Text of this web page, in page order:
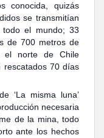
conocida, quizás
se transmitían
el mundo; 33
de 700 metros de
el norte de Chile
rescatados 70 días
‘La misma luna’
necesaria
de la mina, todo
ante los hechos